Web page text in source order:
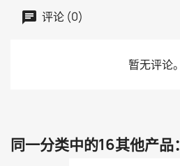
评论 (0)
暂无评论。
同一分类中的16其他产品：